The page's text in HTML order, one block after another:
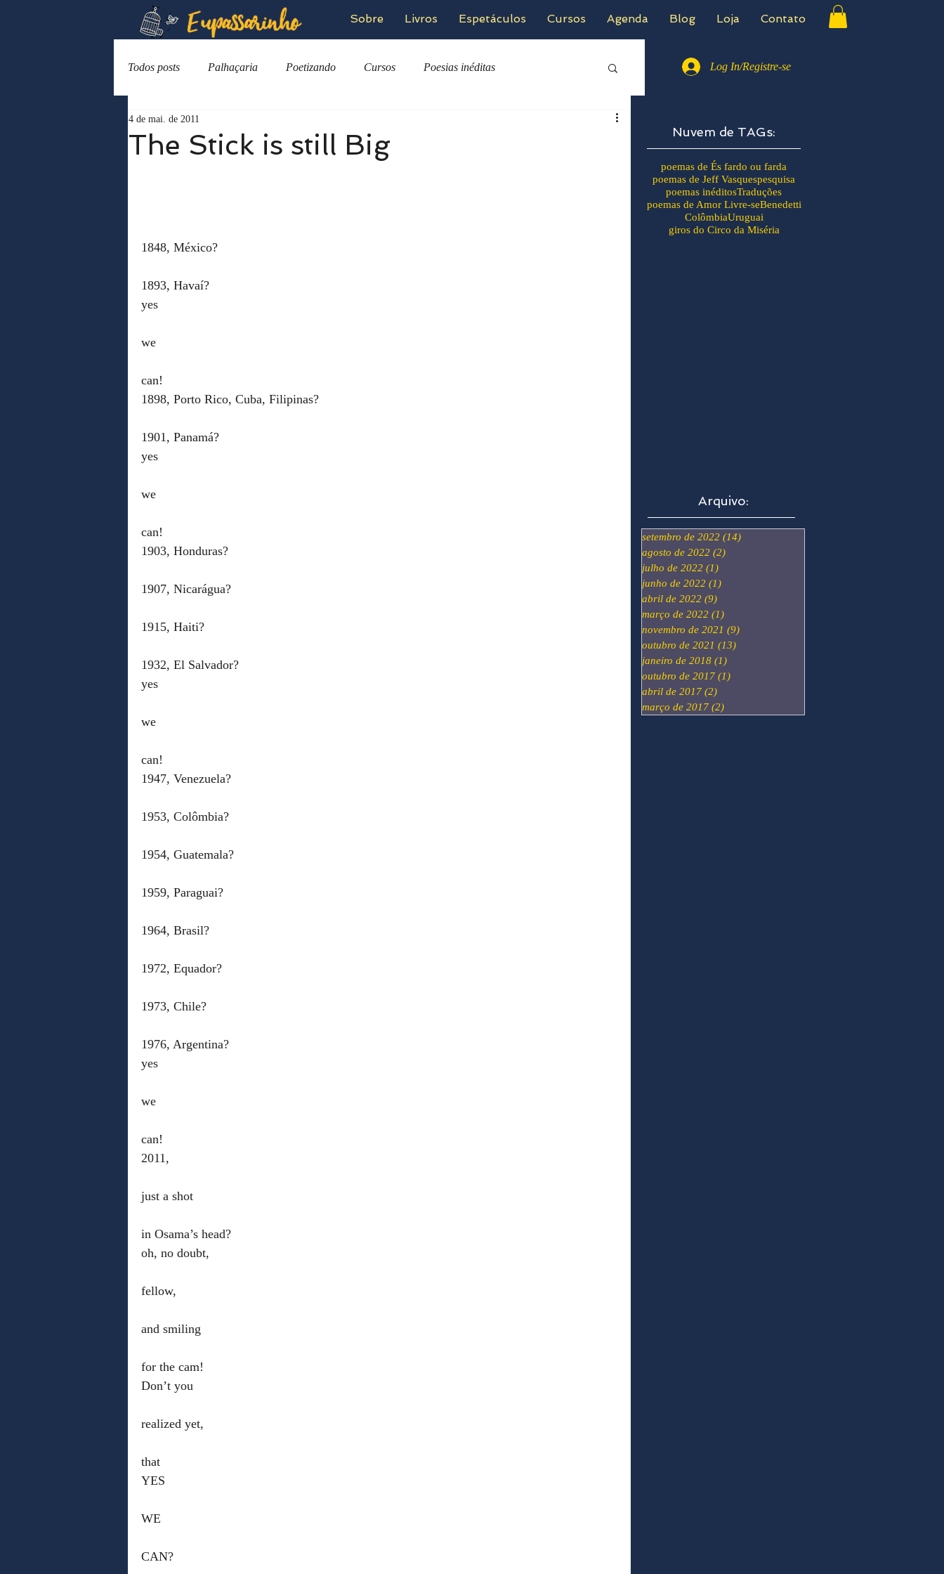
Sobre Livros Espetáculos Cursos Agenda Blog Loja Contato
Todos posts Palhaçaria Poetizando Cursos Poesias inéditas
The Stick is still Big
4 de mai. de 2011
1848, México?
1893, Havaí?
yes
we
can!
1898, Porto Rico, Cuba, Filipinas?
1901, Panamá?
yes
we
can!
1903, Honduras?
1907, Nicarágua?
1915, Haiti?
1932, El Salvador?
yes
we
can!
1947, Venezuela?
1953, Colômbia?
1954, Guatemala?
1959, Paraguai?
1964, Brasil?
1972, Equador?
1973, Chile?
1976, Argentina?
yes
we
can!
2011,
just a shot
in Osama’s head?
oh, no doubt,
fellow,
and smiling
for the cam!
Don’t you
realized yet,
that
YES
WE
CAN?
Log In/Registre-se
Nuvem de TAGs:
poemas de És fardo ou farda
poemas de Jeff Vasquespesquisa
poemas inéditosTraduções
poemas de Amor Livre-seBenedetti
ColômbiaUruguai
giros do Circo da Miséria
Arquivo:
setembro de 2022 (14)
agosto de 2022 (2)
julho de 2022 (1)
junho de 2022 (1)
abril de 2022 (9)
março de 2022 (1)
novembro de 2021 (9)
outubro de 2021 (13)
janeiro de 2018 (1)
outubro de 2017 (1)
abril de 2017 (2)
março de 2017 (2)